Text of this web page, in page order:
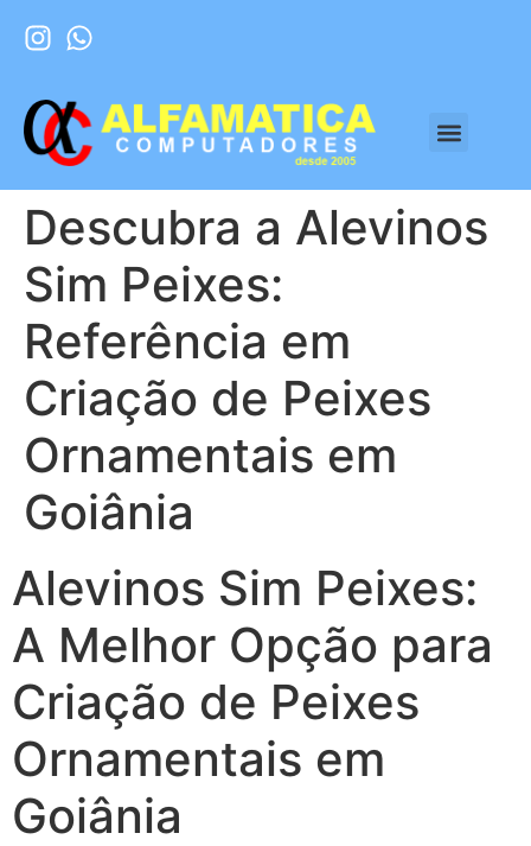
Descubra a Alevinos
Sim Peixes:
Referência em
Criação de Peixes
Ornamentais em
Goiânia
Alevinos Sim Peixes:
A Melhor Opção para
Criação de Peixes
Ornamentais em
Goiânia